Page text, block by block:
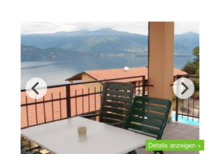
Details anzeigen +